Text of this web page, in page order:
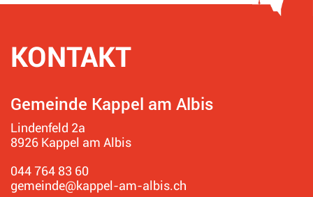
Fusszeile
KONTAKT
Gemeinde Kappel am Albis
Lindenfeld 2a
8926 Kappel am Albis
044 764 83 60
gemeinde@kappel-am-albis.ch